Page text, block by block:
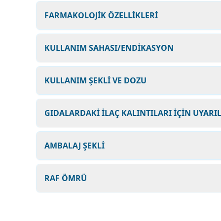
FARMAKOLOJİK ÖZELLİKLERİ
KULLANIM SAHASI/ENDİKASYON
KULLANIM ŞEKLİ VE DOZU
GIDALARDAKİ İLAÇ KALINTILARI İÇİN
AMBALAJ ŞEKLİ
RAF ÖMRÜ